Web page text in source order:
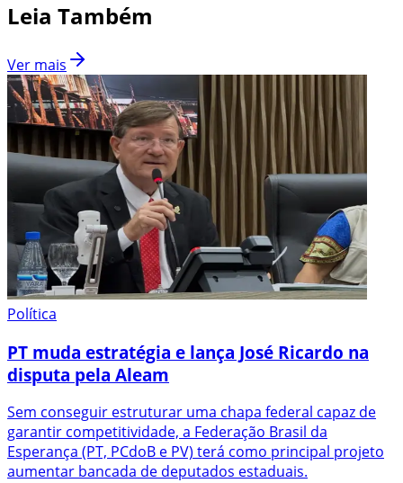
Leia Também
Ver mais
Política
PT muda estratégia e lança José Ricardo na
disputa pela Aleam
Sem conseguir estruturar uma chapa federal capaz de
garantir competitividade, a Federação Brasil da
Esperança (PT, PCdoB e PV) terá como principal projeto
aumentar bancada de deputados estaduais.